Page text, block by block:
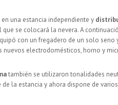
una estancia independiente y
se colocará la nevera. A
con un fregadero de un solo seno
electrodomésticos, horno y
también se utilizaron tonalidades
la estancia y ahora dispone de